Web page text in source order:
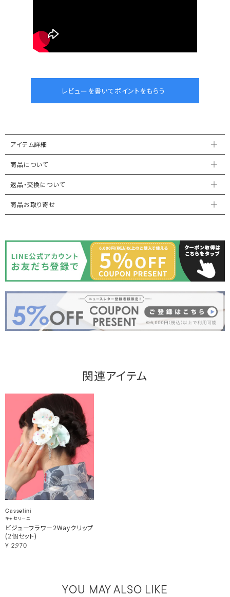
アイテム詳細
商品について
返品・交換について
商品お取り寄せ
関連アイテム
Casselini
キャセリーニ
ビジューフラワー2Wayクリップ
(2個セット)
¥ 2,970
YOU MAY ALSO LIKE